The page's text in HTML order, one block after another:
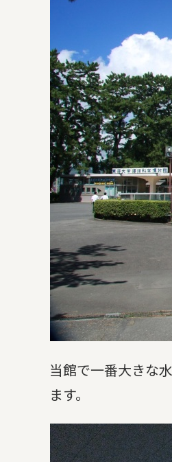
当館で一番大きな
ます。